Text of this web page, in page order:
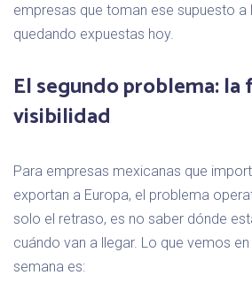
empresas que toman ese supuesto a
quedando expuestas hoy.
El segundo problema: la
visibilidad
Para empresas mexicanas que
exportan a Europa, el problema
solo el retraso, es no saber dónde
cuándo van a llegar. Lo que vemos
semana es: